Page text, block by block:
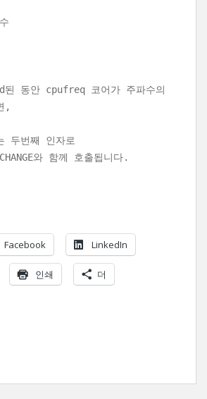
된 동안 cpufreq 코어가 주파수의
,
두번째 인자로
와 함께 호출됩니다.
Facebook LinkedIn
인쇄 더